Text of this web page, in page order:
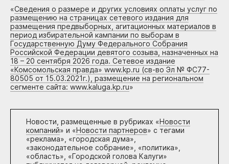
«Сведения о размере и других условиях оплаты услуг по
размещению на страницах сетевого издания для
размещения предвыборных, агитационных материалов в
период избирательной кампании по выборам в
Государственную Думу Федерального Собрания
Российской Федерации девятого созыва, назначенных на
18 – 20 сентября 2026 года. Сетевое издание
«Комсомольская правда» www.kp.ru (св-во Эл № ФС77-
80505 от 15.03.2021г.), размещение на региональном
сегменте сайта: www.kaluga.kp.ru»
Новости, размещенные в рубриках «Новости
компаний» и «Новости партнеров» с тегами
«реклама», «городская дума»,
«законодательное собрание», «политика»,
«область», «Городской голова Калуги»